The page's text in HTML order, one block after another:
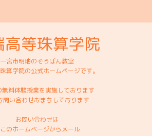
高等珠算学院
一宮市明地のそろばん教室
算学院の公式ホームページです。
無料体験授業を実施しております
い合わせおまちしております
お問い合わせは
のホームページからメール